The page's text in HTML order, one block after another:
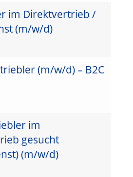
im Direktvertrieb /
(m/w/d)
(m/w/d) – B2C
im
gesucht
(m/w/d)